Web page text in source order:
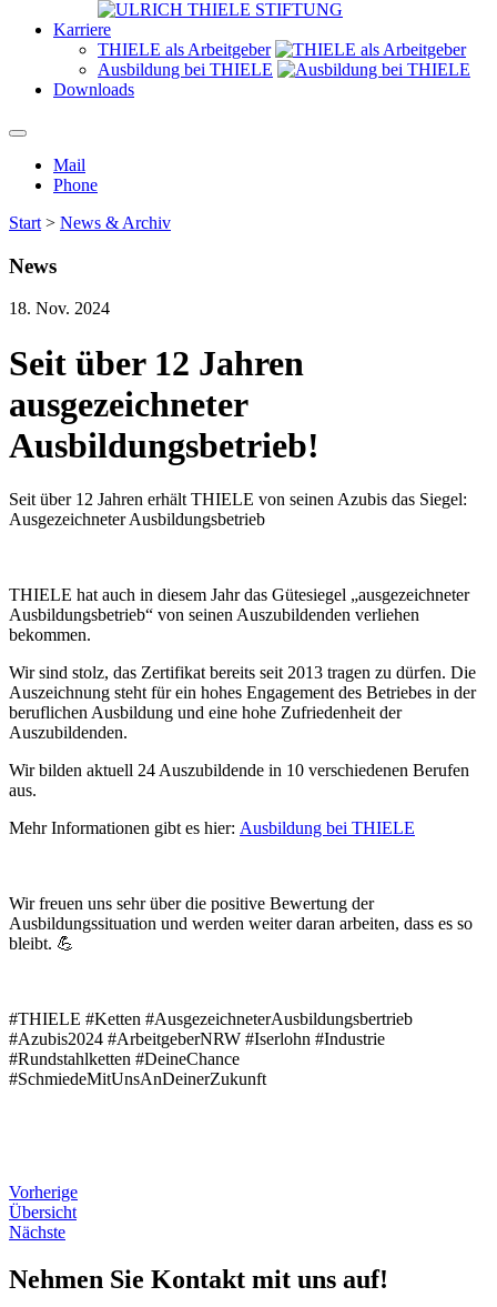
Karriere
THIELE als Arbeitgeber
Ausbildung bei THIELE
Downloads
Mail
Phone
Start > News & Archiv
News
18. Nov. 2024
Seit über 12 Jahren
ausgezeichneter
Ausbildungsbetrieb!
Seit über 12 Jahren erhält THIELE von seinen Azubis das Siegel:
Ausgezeichneter Ausbildungsbetrieb
THIELE hat auch in diesem Jahr das Gütesiegel „ausgezeichneter
Ausbildungsbetrieb“ von seinen Auszubildenden verliehen
bekommen.
Wir sind stolz, das Zertifikat bereits seit 2013 tragen zu dürfen. Die
Auszeichnung steht für ein hohes Engagement des Betriebes in der
beruflichen Ausbildung und eine hohe Zufriedenheit der
Auszubildenden.
Wir bilden aktuell 24 Auszubildende in 10 verschiedenen Berufen
aus.
Mehr Informationen gibt es hier: Ausbildung bei THIELE
Wir freuen uns sehr über die positive Bewertung der
Ausbildungssituation und werden weiter daran arbeiten, dass es so
bleibt. 💪
#THIELE #Ketten #AusgezeichneterAusbildungsbertrieb
#Azubis2024 #ArbeitgeberNRW #Iserlohn #Industrie
#Rundstahlketten #DeineChance
#SchmiedeMitUnsAnDeinerZukunft
Vorherige
Übersicht
Nächste
Nehmen Sie Kontakt mit uns auf!